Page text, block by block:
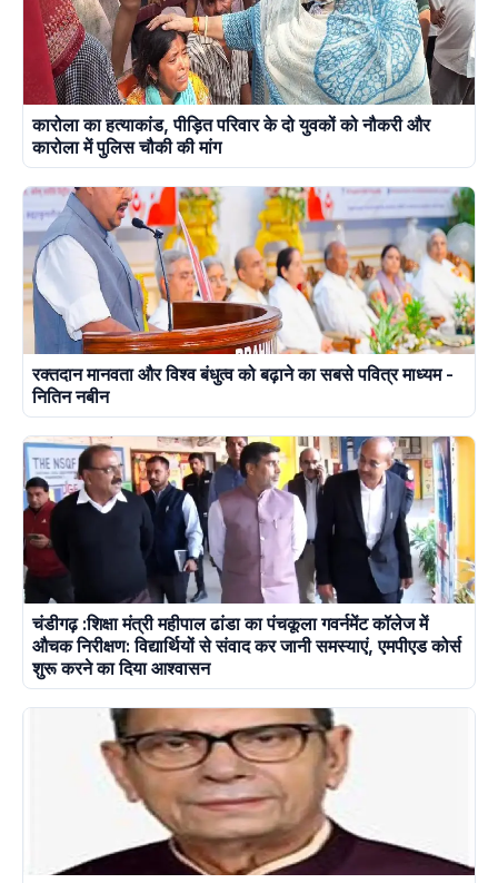
कारोला का हत्याकांड, पीड़ित परिवार के दो युवकों को नौकरी और
कारोला में पुलिस चौकी की मांग
रक्तदान मानवता और विश्व बंधुत्व को बढ़ाने का सबसे पवित्र माध्यम -
नितिन नबीन
चंडीगढ़ :शिक्षा मंत्री महीपाल ढांडा का पंचकूला गवर्नमेंट कॉलेज में
औचक निरीक्षण: विद्यार्थियों से संवाद कर जानी समस्याएं, एमपीएड कोर्स
शुरू करने का दिया आश्वासन